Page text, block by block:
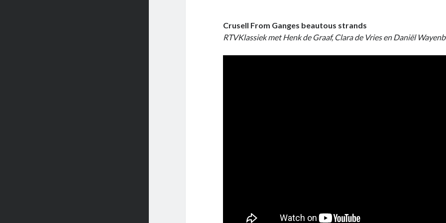
Crusell From Ganges beautous strands
RTVKlassiek met Henk de Graaf, Clara de Vries en Daniël